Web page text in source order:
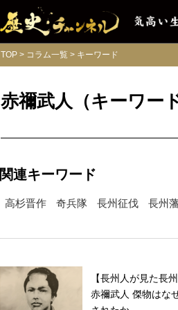
TOP コラム一覧 キーワード
赤禰武人（キーワー
関連キーワード
高杉晋作 奇兵隊 長州征伐 長州
【長州人が見た長
赤禰武人 傑物はな